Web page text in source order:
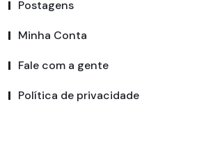
Postagens
Minha Conta
Fale com a gente
Política de privacidade